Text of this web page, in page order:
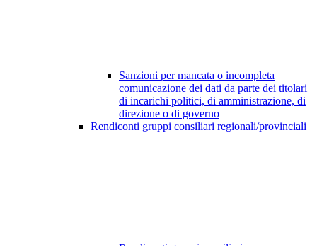
Sanzioni per mancata o incompleta
comunicazione dei dati da parte dei titolari
di incarichi politici, di amministrazione, di
direzione o di governo
Rendiconti gruppi consiliari regionali/provinciali